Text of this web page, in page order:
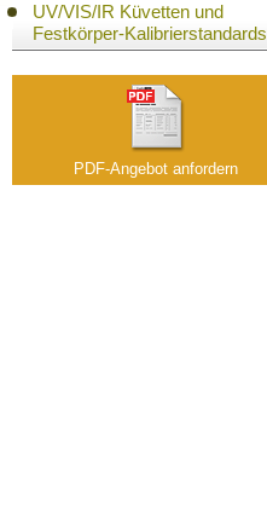
UV/VIS/IR Küvetten und
Festkörper-Kalibrierstandards
PDF-Angebot anfordern